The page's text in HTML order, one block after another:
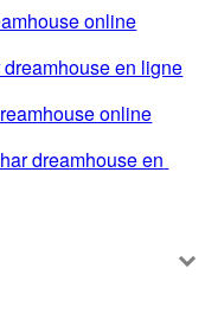
online
dreamhouse en ligne
online
dreamhouse en